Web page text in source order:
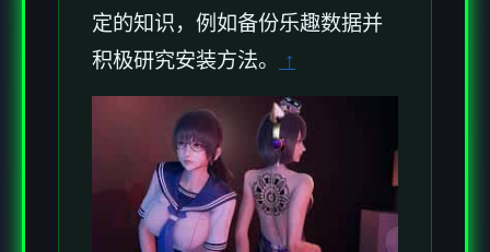
定的知识，例如备份乐趣数据并
积极研究安装方法。
↑